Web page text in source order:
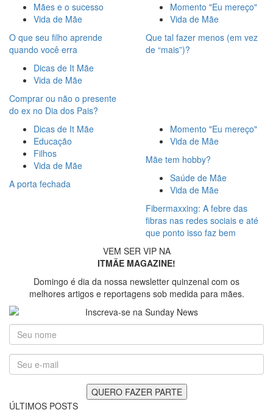
Mães e o sucesso
Vida de Mãe
O que seu filho aprende
quando você erra
Momento "Eu mereço"
Vida de Mãe
Que tal fazer menos (em vez
de “mais”)?
Dicas de It Mãe
Vida de Mãe
Comprar ou não o presente
do ex no Dia dos Pais?
Dicas de It Mãe
Educação
Filhos
Vida de Mãe
A porta fechada
Momento "Eu mereço"
Vida de Mãe
Mãe tem hobby?
Saúde de Mãe
Vida de Mãe
Fibermaxxing: A febre das
fibras nas redes sociais e até
que ponto isso faz bem
VEM SER VIP NA
ITMÃE MAGAZINE!
Domingo é dia da nossa newsletter quinzenal com os
melhores artigos e reportagens sob medida para mães.
ÚLTIMOS POSTS